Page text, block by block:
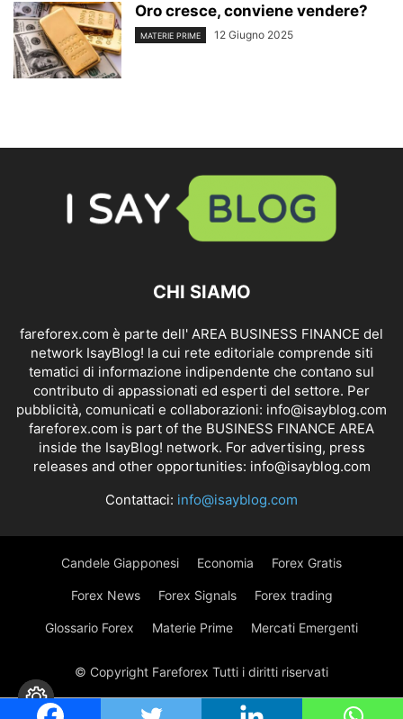
Oro cresce, conviene vendere?
MATERIE PRIME 12 Giugno 2025
CHI SIAMO
fareforex.com è parte dell' AREA BUSINESS FINANCE del
network IsayBlog! la cui rete editoriale comprende siti
tematici di informazione indipendente che contano sul
contributo di appassionati ed esperti del settore. Per
pubblicità, comunicati e collaborazioni: info@isayblog.com
fareforex.com is part of the BUSINESS FINANCE AREA
inside the IsayBlog! network. For advertising, press
releases and other opportunities: info@isayblog.com
Contattaci: info@isayblog.com
Candele Giapponesi Economia Forex Gratis
Forex News Forex Signals Forex trading
Glossario Forex Materie Prime Mercati Emergenti
© Copyright Fareforex Tutti i diritti riservati